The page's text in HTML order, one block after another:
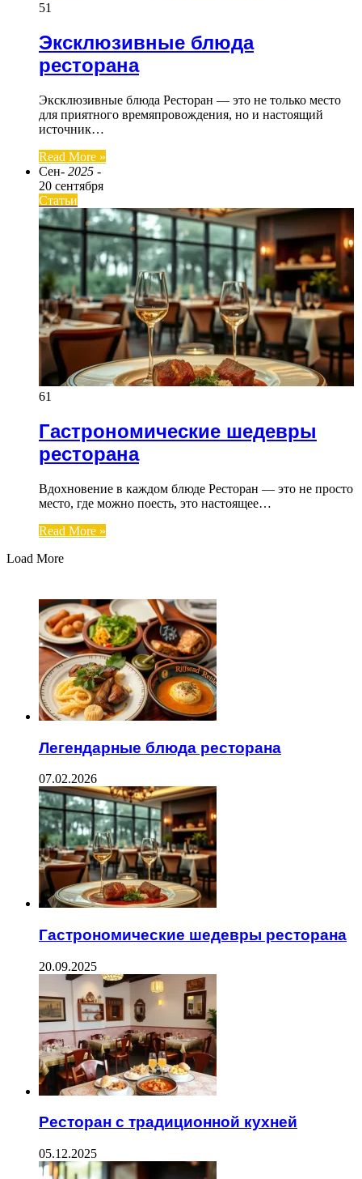
51
Эксклюзивные блюда
ресторана
Эксклюзивные блюда Ресторан — это не только место
для приятного времяпровождения, но и настоящий
источник…
Read More »
Сен- 2025 -
20 сентября
Статьи
61
Гастрономические шедевры
ресторана
Вдохновение в каждом блюде Ресторан — это не просто
место, где можно поесть, это настоящее…
Read More »
Load More
Легендарные блюда ресторана
07.02.2026
Гастрономические шедевры ресторана
20.09.2025
Ресторан с традиционной кухней
05.12.2025